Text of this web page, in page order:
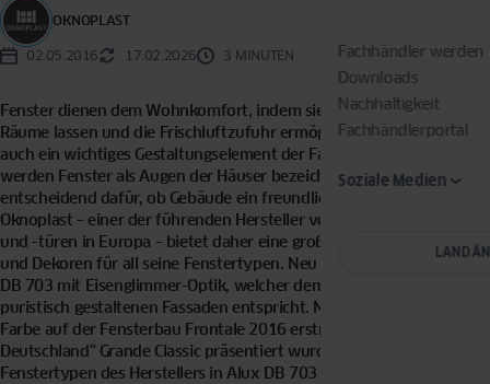
Fachhändler werden
Downloads
Nachhaltigkeit
Fachhändlerportal
Soziale Medien
LAND
OKNOPLAST
02.05.2016 17.02.2026 3 MINUTEN
Fenster dienen dem Wohnkomfort, indem sie das Tageslicht in
Räume lassen und die Frischluftzufuhr ermöglichen. Aber sie sind
auch ein wichtiges Gestaltungselement der Fassade. Zu Recht
werden Fenster als Augen der Häuser bezeichnet. Sie sind
entscheidend dafür, ob Gebäude ein freundliches Gesicht zeigen.
Oknoplast – einer der führenden Hersteller von Kunststofffenstern
und -türen in Europa – bietet daher eine große Auswahl an Farben
und Dekoren für all seine Fenstertypen. Neu ist der Grauton Alux
DB 703 mit Eisenglimmer-Optik, welcher dem Trend hin zu
puristisch gestaltenen Fassaden entspricht. Nachdem die neue
Farbe auf der Fensterbau Frontale 2016 erstmals am „Fenster für
Deutschland“ Grande Classic präsentiert wurde, sind jetzt alle
Fenstertypen des Herstellers in Alux DB 703 lieferbar. Beklebt